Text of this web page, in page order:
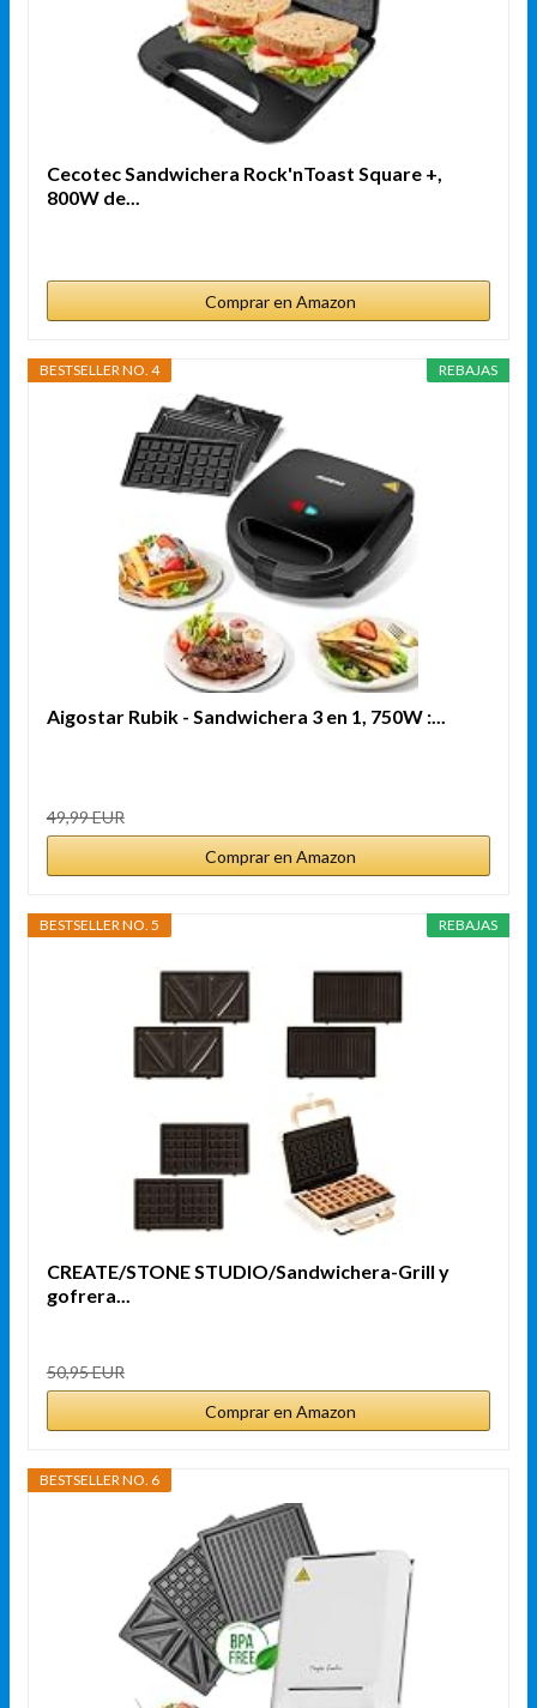
Cecotec Sandwichera Rock'nToast Square +,
800W de...
Comprar en Amazon
REBAJAS
BESTSELLER NO. 4
Aigostar Rubik - Sandwichera 3 en 1, 750W :...
49,99 EUR
Comprar en Amazon
REBAJAS
BESTSELLER NO. 5
CREATE/STONE STUDIO/Sandwichera-Grill y
gofrera...
50,95 EUR
Comprar en Amazon
BESTSELLER NO. 6